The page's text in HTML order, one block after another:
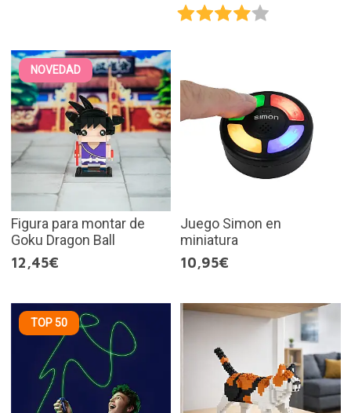
NOVEDAD
Figura para montar de
Goku Dragon Ball
12,45€
Juego Simon en
miniatura
10,95€
TOP 50